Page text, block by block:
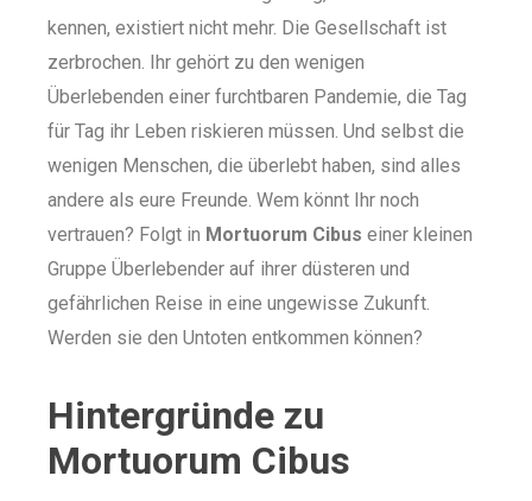
kennen, existiert nicht mehr. Die Gesellschaft ist
zerbrochen. Ihr gehört zu den wenigen
Überlebenden einer furchtbaren Pandemie, die Tag
für Tag ihr Leben riskieren müssen. Und selbst die
wenigen Menschen, die überlebt haben, sind alles
andere als eure Freunde. Wem könnt Ihr noch
vertrauen? Folgt in Mortuorum Cibus einer kleinen
Gruppe Überlebender auf ihrer düsteren und
gefährlichen Reise in eine ungewisse Zukunft.
Werden sie den Untoten entkommen können?
Hintergründe zu
Mortuorum Cibus